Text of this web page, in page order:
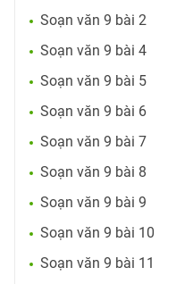
Soạn văn 9 bài 2
Soạn văn 9 bài 4
Soạn văn 9 bài 5
Soạn văn 9 bài 6
Soạn văn 9 bài 7
Soạn văn 9 bài 8
Soạn văn 9 bài 9
Soạn văn 9 bài 10
Soạn văn 9 bài 11